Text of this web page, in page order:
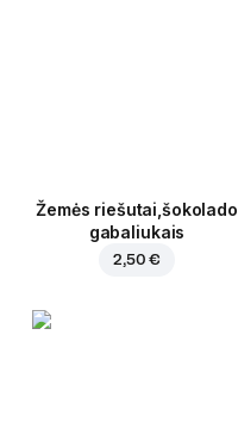
Žemės riešutai,šokolado
gabaliukais
2,50 €